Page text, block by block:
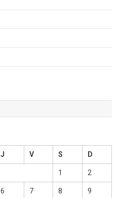
J V S D
1 2
6 7 8 9